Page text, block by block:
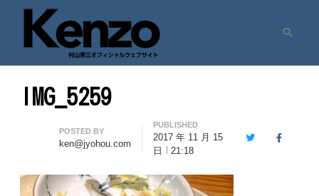
七転八起 – 村山憲三 Official Site
村山憲三ウェブサイト
IMG_5259
Author
POSTED BY
ken@jyohou.com
PUBLISHED
2017 年 11 月 15
日
21:18
TwitterFacebook